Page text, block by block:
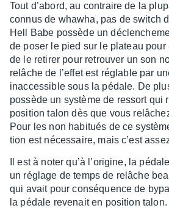
Tout d’abord, au contraire de la
connus de whawha, pas de switch
Hell Babe possède un
de poser le pied sur le plateau pour
de le reti­rer pour retrou­ver un son
relâche de l’ef­fet est réglable par
inac­ces­sible sous la pédale. De
possède un système de ressort qui
posi­tion talon dès que vous
Pour les non habi­tués de ce
tion est néces­saire, mais c’est
Il est à noter qu’à l’ori­gine, la
un réglage de temps de relâche
qui avait pour consé­quence de
la pédale reve­nait en posi­tion